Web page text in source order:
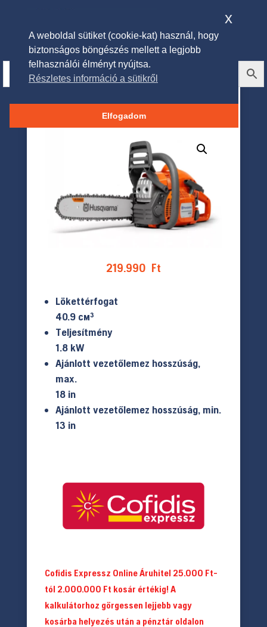
HUSQVARNA 440 II benzines
láncfűrész
219.990 Ft
Lökettérfogat
40.9 см³
Teljesítmény
1.8 kW
Ajánlott vezetőlemez hosszúság,
max.
18 in
Ajánlott vezetőlemez hosszúság, min.
13 in
Cofidis Expressz Online Áruhitel 25.000 Ft-
tól 2.000.000 Ft kosár értékig! A
kalkulátorhoz görgessen lejjebb vagy
kosárba helyezés után a pénztár oldalon
A weboldal sütiket (cookie-kat) használ, hogy
biztonságos böngészés mellett a legjobb
felhasználói élményt nyújtsa.
Részletes információ a sütikről
Elfogadom
x